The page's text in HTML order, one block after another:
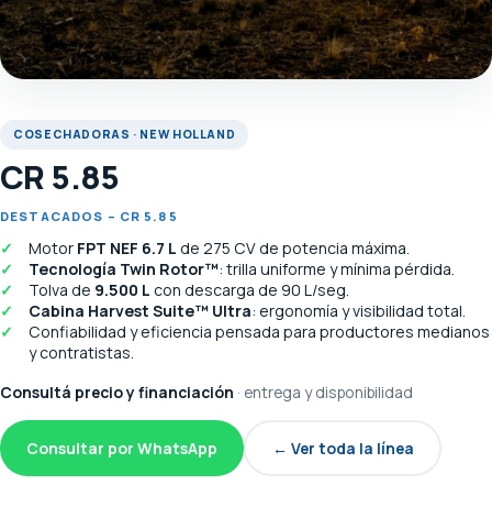
COSECHADORAS · NEW HOLLAND
CR 5.85
DESTACADOS – CR 5.85
Motor FPT NEF 6.7 L de 275 CV de potencia máxima.
Tecnología Twin Rotor™: trilla uniforme y mínima pérdida.
Tolva de 9.500 L con descarga de 90 L/seg.
Cabina Harvest Suite™ Ultra: ergonomía y visibilidad total.
Confiabilidad y eficiencia pensada para productores medianos
y contratistas.
Consultá precio y financiación · entrega y disponibilidad
Consultar por WhatsApp ← Ver toda la línea